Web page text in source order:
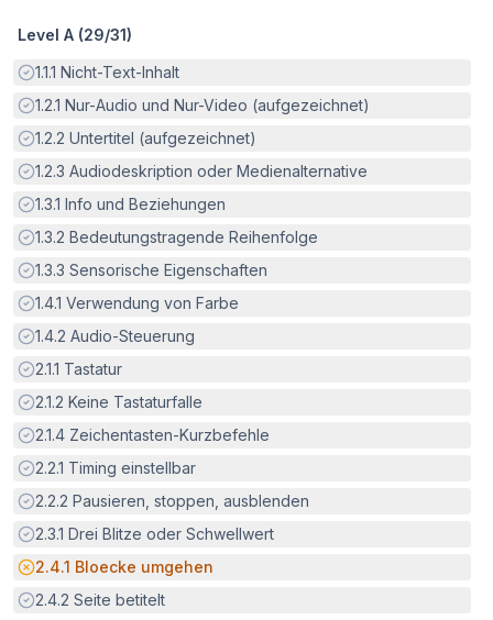
Level A (29/31)
Erfüllt:
1.1.1 Nicht-Text-Inhalt
Erfüllt:
1.2.1 Nur-Audio und Nur-Video (aufgezeichnet)
Erfüllt:
1.2.2 Untertitel (aufgezeichnet)
Erfüllt:
1.2.3 Audiodeskription oder Medienalternative
Erfüllt:
1.3.1 Info und Beziehungen
Erfüllt:
1.3.2 Bedeutungstragende Reihenfolge
Erfüllt:
1.3.3 Sensorische Eigenschaften
Erfüllt:
1.4.1 Verwendung von Farbe
Erfüllt:
1.4.2 Audio-Steuerung
Erfüllt:
2.1.1 Tastatur
Erfüllt:
2.1.2 Keine Tastaturfalle
Erfüllt:
2.1.4 Zeichentasten-Kurzbefehle
Erfüllt:
2.2.1 Timing einstellbar
Erfüllt:
2.2.2 Pausieren, stoppen, ausblenden
Erfüllt:
2.3.1 Drei Blitze oder Schwellwert
Potenzielle Barriere:
2.4.1 Bloecke umgehen
Erfüllt:
2.4.2 Seite betitelt